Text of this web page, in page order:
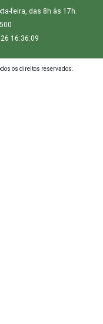
feira, das 8h às 17h.
16:36:09
os direitos reservados.